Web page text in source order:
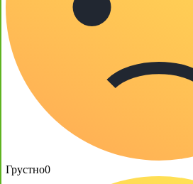
Грустно0